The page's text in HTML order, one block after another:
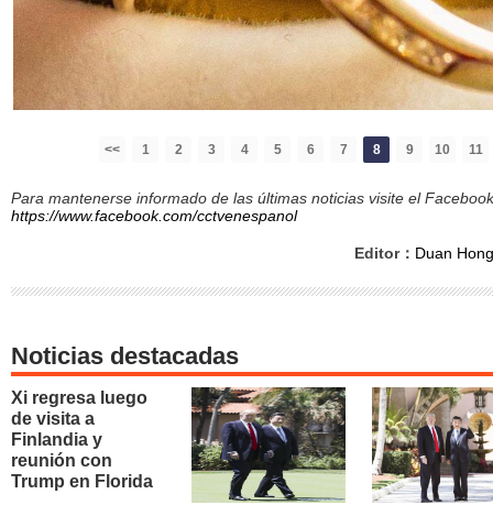
<< 1 2 3 4 5 6 7 8 9 10 11
Para mantenerse informado de las últimas noticias visite el
https://www.facebook.com/cctvenespanol
Editor： Duan
Noticias destacadas
Xi regresa luego
de visita a
Finlandia y
reunión con
Trump en Florida